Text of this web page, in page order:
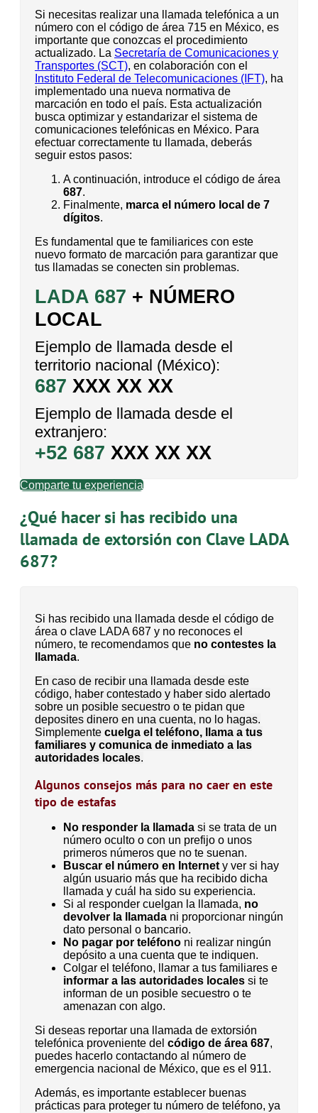
Si necesitas realizar una llamada telefónica a un
número con el código de área 715 en México, es
importante que conozcas el procedimiento
actualizado. La Secretaría de Comunicaciones y
Transportes (SCT), en colaboración con el
Instituto Federal de Telecomunicaciones (IFT), ha
implementado una nueva normativa de
marcación en todo el país. Esta actualización
busca optimizar y estandarizar el sistema de
comunicaciones telefónicas en México. Para
efectuar correctamente tu llamada, deberás
seguir estos pasos:
A continuación, introduce el código de área
687.
Finalmente, marca el número local de 7
dígitos.
Es fundamental que te familiarices con este
nuevo formato de marcación para garantizar que
tus llamadas se conecten sin problemas.
LADA 687 + NÚMERO
LOCAL
Ejemplo de llamada desde el
territorio nacional (México):
687 XXX XX XX
Ejemplo de llamada desde el
extranjero:
+52 687 XXX XX XX
Comparte tu experiencia
¿Qué hacer si has recibido una
llamada de extorsión con Clave LADA
687?
Si has recibido una llamada desde el código de
área o clave LADA 687 y no reconoces el
número, te recomendamos que no contestes la
llamada.
En caso de recibir una llamada desde este
código, haber contestado y haber sido alertado
sobre un posible secuestro o te pidan que
deposites dinero en una cuenta, no lo hagas.
Simplemente cuelga el teléfono, llama a tus
familiares y comunica de inmediato a las
autoridades locales.
Algunos consejos más para no caer en este
tipo de estafas
No responder la llamada si se trata de un
número oculto o con un prefijo o unos
primeros números que no te suenan.
Buscar el número en Internet y ver si hay
algún usuario más que ha recibido dicha
llamada y cuál ha sido su experiencia.
Si al responder cuelgan la llamada, no
devolver la llamada ni proporcionar ningún
dato personal o bancario.
No pagar por teléfono ni realizar ningún
depósito a una cuenta que te indiquen.
Colgar el teléfono, llamar a tus familiares e
informar a las autoridades locales si te
informan de un posible secuestro o te
amenazan con algo.
Si deseas reportar una llamada de extorsión
telefónica proveniente del código de área 687,
puedes hacerlo contactando al número de
emergencia nacional de México, que es el 911.
Además, es importante establecer buenas
prácticas para proteger tu número de teléfono, ya